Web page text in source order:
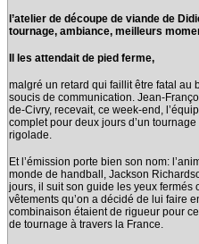
l’atelier de découpe de viande de
tournage, ambiance, meilleurs
Il les attendait de pied ferme,
malgré un retard qui faillit être fatal
soucis de communication. Jean-
de-Civry, recevait, ce week-end,
complet pour deux jours d’un
rigolade.
Et l’émission porte bien son nom:
monde de handball, Jackson
jours, il suit son guide les yeux fermés
vêtements qu’on a décidé de lui faire
combinaison étaient de rigueur pour
de tournage à travers la France.